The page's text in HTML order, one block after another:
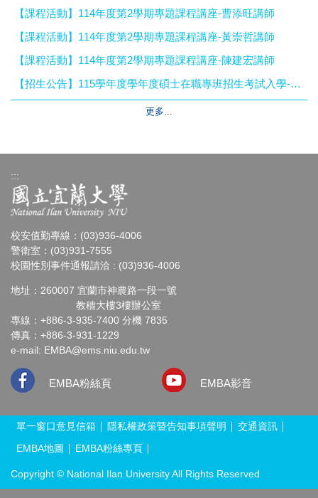
【課程活動】114年度第2學期專題課程講座-曹添旺講師
【課程活動】114年度第2學期專題課程講座-黃崇哲講師
【課程活動】114年度第2學期專題課程講座-陳建宏講師
【招生公告】115學年度學年度碩士在職專班招生考試入學-EMBA口試梯次及注意事項
更多...
:::
校安值勤專線：(03)936-4006
警衛室：(03)931-7555
校園性別事件通報請洽 : (03)936-4006
地址：260007 宜蘭市神農路一段一號
教穡大樓3樓辦公室
專線：+886-3-935-7400 分機 7835
傳真：+886-3-931-1229
e-mail: EMBA@ems.niu.edu.tw
EMBA粉絲頁 EMBA影音
單一窗口意見信箱 隱私權政策暨告知事項聲明
交通資訊
EMBA地圖
EMBA粉絲專頁
Copyright © National Ilan University All Rights Reserved